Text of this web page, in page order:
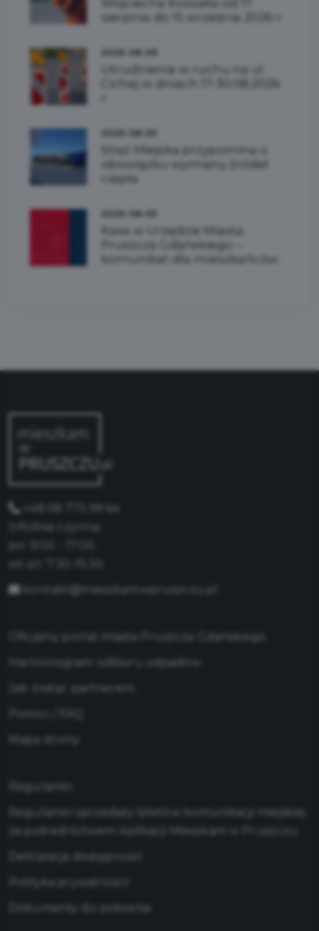
Wojciecha Kossaka od 17
sierpnia do 15 września 2026 r.
Utrudnienia w ruchu na ul.
Cichej w dniach 17-30.08.2026
Straż Miejska przypomina o
obowiązku wymiany źródeł
ciepła
Kasa w Urzędzie Miasta
Pruszcza Gdańskiego –
komunikat dla mieszkańców
+48 58 775 99 64
Infolinia czynna:
kontakt@mieszkamwpruszczu.pl
Oficjalny portal miasta Pruszcza Gdańskiego
Harmonogram odbioru odpadów
Jak zostać partnerem
Mapa strony
Regulamin
Regulamin sprzedaży biletów komunikacji miejskiej
za pośrednictwem Aplikacji Mieszkam w Pruszczu
Deklaracja dostępności
Polityka prywatności
Dokumenty do pobrania